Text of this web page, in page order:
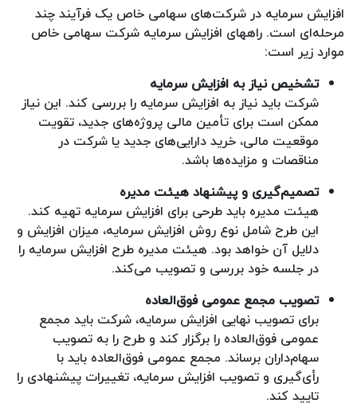
افزایش سرمایه در شرکت‌های سهامی خاص یک فرآیند چند
مرحله‌ای است. راههای افزایش سرمایه شرکت سهامی خاص
موارد زیر است:
تشخیص نیاز به افزایش سرمایه
شرکت باید نیاز به افزایش سرمایه را بررسی کند. این نیاز
ممکن است برای تأمین مالی پروژه‌های جدید، تقویت
موقعیت مالی، خرید دارایی‌های جدید یا شرکت در
مناقصات و مزایده‌ها باشد.
تصمیم‌گیری و پیشنهاد هیئت مدیره
هیئت مدیره باید طرحی برای افزایش سرمایه تهیه کند.
این طرح شامل نوع روش افزایش سرمایه، میزان افزایش و
دلایل آن خواهد بود. هیئت مدیره طرح افزایش سرمایه را
در جلسه خود بررسی و تصویب می‌کند.
تصویب مجمع عمومی فوق‌العاده
برای تصویب نهایی افزایش سرمایه، شرکت باید مجمع
عمومی فوق‌العاده را برگزار کند و طرح را به تصویب
سهام‌داران برساند. مجمع عمومی فوق‌العاده باید با
رأی‌گیری و تصویب افزایش سرمایه، تغییرات پیشنهادی را
تایید کند.